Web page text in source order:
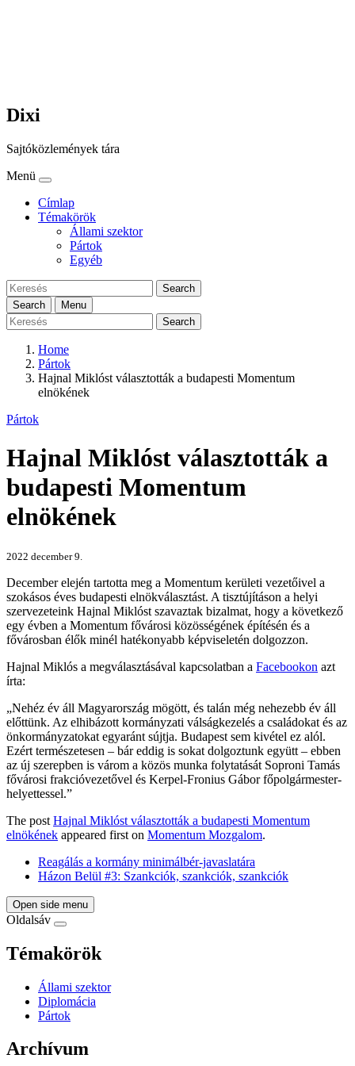
Dixi
Sajtóközlemények tára
Menü
Címlap
Témakörök
Állami szektor
Pártok
Egyéb
Search
Search
Menu
Search
Home
Pártok
Hajnal Miklóst választották a budapesti Momentum
elnökének
Pártok
Hajnal Miklóst választották a
budapesti Momentum
elnökének
2022 december 9.
December elején tartotta meg a Momentum kerületi vezetőivel a
szokásos éves budapesti elnökválasztást. A tisztújításon a helyi
szervezeteink Hajnal Miklóst szavaztak bizalmat, hogy a következő
egy évben a Momentum fővárosi közösségének építésén és a
fővárosban élők minél hatékonyabb képviseletén dolgozzon.
Hajnal Miklós a megválasztásával kapcsolatban a Facebookon azt
írta:
„Nehéz év áll Magyarország mögött, és talán még nehezebb év áll
előttünk. Az elhibázott kormányzati válságkezelés a családokat és az
önkormányzatokat egyaránt sújtja. Budapest sem kivétel ez alól.
Ezért természetesen – bár eddig is sokat dolgoztunk együtt – ebben
az új szerepben is várom a közös munka folytatását Soproni Tamás
fővárosi frakcióvezetővel és Kerpel-Fronius Gábor főpolgármester-
helyettessel.”
The post Hajnal Miklóst választották a budapesti Momentum
elnökének appeared first on Momentum Mozgalom.
Reagálás a kormány minimálbér-javaslatára
Házon Belül #3: Szankciók, szankciók, szankciók
Open side menu
Oldalsáv
Témakörök
Állami szektor
Diplomácia
Pártok
Archívum